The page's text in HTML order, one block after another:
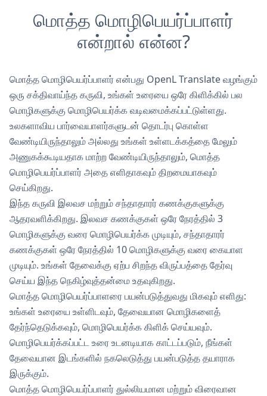
மொத்த மொழிபெயர்ப்பாளர்
என்றால் என்ன?
மொத்த மொழிபெயர்ப்பாளர் என்பது OpenL Translate வழங்கும்
ஒரு சக்திவாய்ந்த கருவி, உங்கள் உரையை ஒரே கிளிக்கில் பல
மொழிகளுக்கு மொழிபெயர்க்க வடிவமைக்கப்பட்டுள்ளது.
உலகளாவிய பார்வையாளர்களுடன் தொடர்பு கொள்ள
வேண்டியிருந்தாலும் அல்லது உங்கள் உள்ளடக்கத்தை மேலும்
அணுகக்கூடியதாக மாற்ற வேண்டியிருந்தாலும், மொத்த
மொழிபெயர்ப்பாளர் அதை எளிதாகவும் திறமையாகவும்
செய்கிறது.
இந்த கருவி இலவச மற்றும் சந்தாதாரர் கணக்குகளுக்கு
ஆதரவளிக்கிறது. இலவச கணக்குகள் ஒரே நேரத்தில் 3
மொழிகளுக்கு வரை மொழிபெயர்க்க முடியும், சந்தாதாரர்
கணக்குகள் ஒரே நேரத்தில் 10 மொழிகளுக்கு வரை கையாள
முடியும். உங்கள் தேவைக்கு ஏற்ப சிறந்த விருப்பத்தை தேர்வு
செய்ய இந்த நெகிழ்வுத்தன்மை உதவுகிறது.
மொத்த மொழிபெயர்ப்பாளரை பயன்படுத்துவது மிகவும் எளிது:
உங்கள் உரையை உள்ளிடவும், தேவையான மொழிகளைத்
தேர்ந்தெடுக்கவும், மொழிபெயர்க்க கிளிக் செய்யவும்.
மொழிபெயர்க்கப்பட்ட உரை உடனடியாக காட்டப்படும், நீங்கள்
தேவையான இடங்களில் நகலெடுத்து பயன்படுத்த தயாராக
இருக்கும்.
மொத்த மொழிபெயர்ப்பாளர் துல்லியமான மற்றும் விரைவான